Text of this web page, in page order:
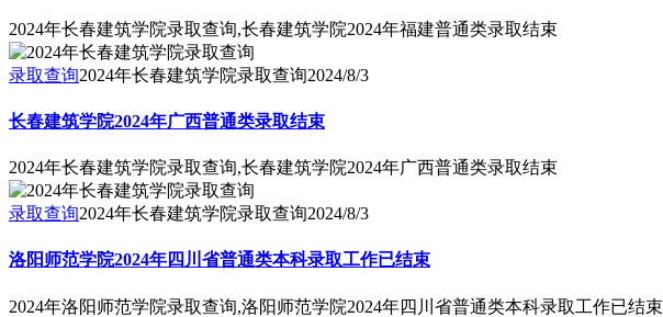
2024年长春建筑学院录取查询,长春建筑学院2024年福建普通类录取结束
录取查询2024年长春建筑学院录取查询2024/8/3
长春建筑学院2024年广西普通类录取结束
2024年长春建筑学院录取查询,长春建筑学院2024年广西普通类录取结束
录取查询2024年长春建筑学院录取查询2024/8/3
洛阳师范学院2024年四川省普通类本科录取工作已结束
2024年洛阳师范学院录取查询,洛阳师范学院2024年四川省普通类本科录取工作已结束